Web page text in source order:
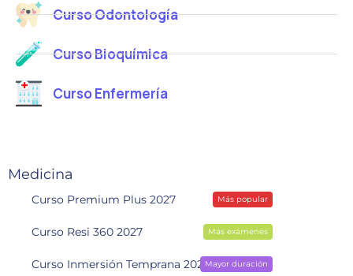
Curso Odontología
Curso Bioquímica
Curso Enfermería
Medicina
Curso Premium Plus 2027 Más popular
Curso Resi 360 2027 Más exámenes
Curso Inmersión Temprana 2028Mayor duración